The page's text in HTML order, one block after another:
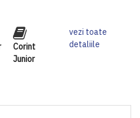
Corint
Junior
vezi toate
detaliile